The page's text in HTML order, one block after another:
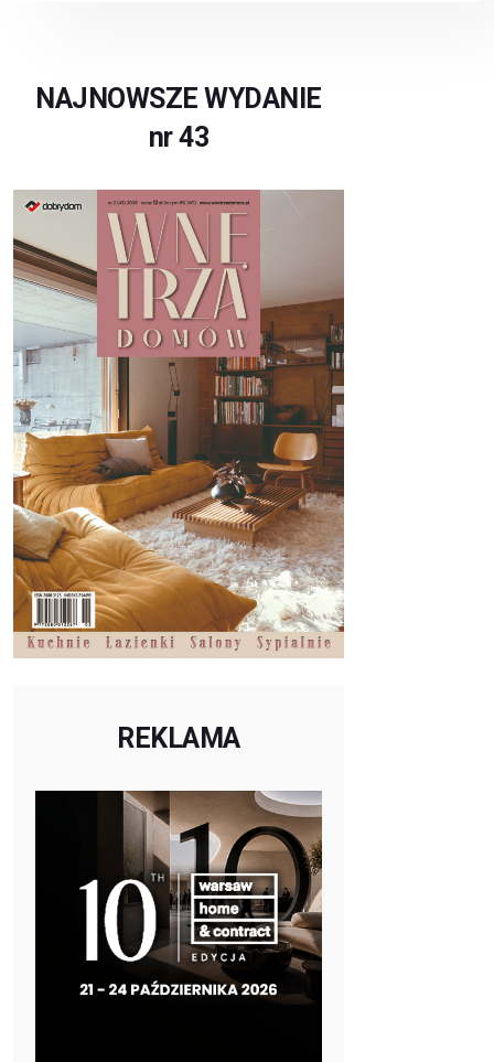
NAJNOWSZE WYDANIE
nr 43
REKLAMA